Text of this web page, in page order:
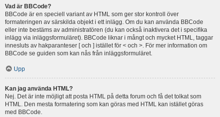
Vad är BBCode?
BBCode är en speciell variant av HTML som ger stor kontroll över
formateringen av särskilda objekt i ett inlägg. Om du kan använda BBCode
eller inte bestäms av administratören (du kan också inaktivera det i specifika
inlägg via inläggsformuläret). BBCode liknar i mångt och mycket HTML, taggar
innesluts av hakparanteser [ och ] istället för < och >. För mer information om
BBCode se guiden som kan nås från inläggsformuläret.
Upp
Kan jag använda HTML?
Nej. Det är inte möjligt att posta HTML på detta forum och få det tolkat som
HTML. Den mesta formatering som kan göras med HTML kan istället göras
med BBCode.